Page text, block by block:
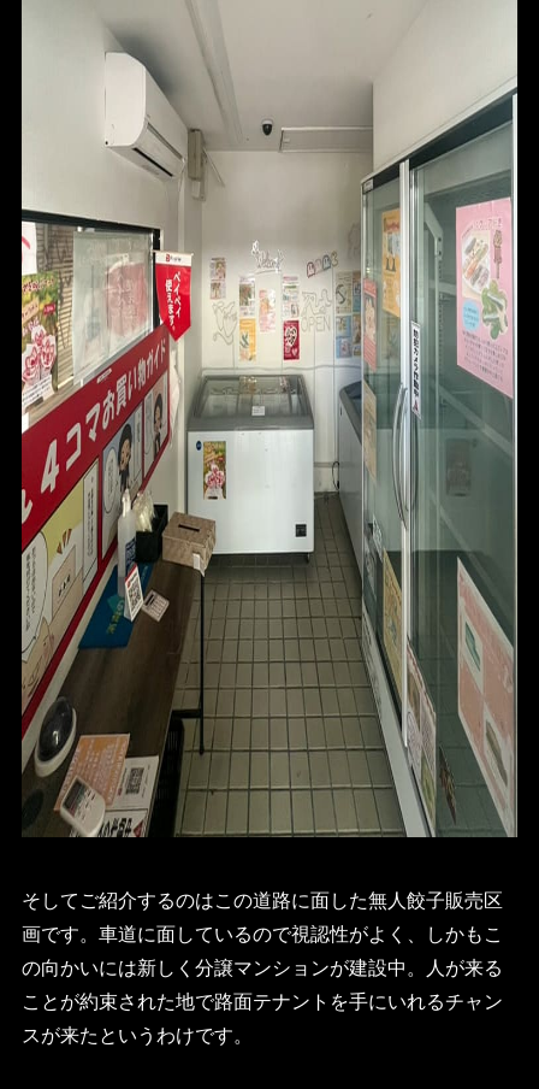
そしてご紹介するのはこの道路に面した無人餃子販売区
画です。車道に面しているので視認性がよく、しかもこ
の向かいには新しく分譲マンションが建設中。人が来る
ことが約束された地で路面テナントを手にいれるチャン
スが来たというわけです。